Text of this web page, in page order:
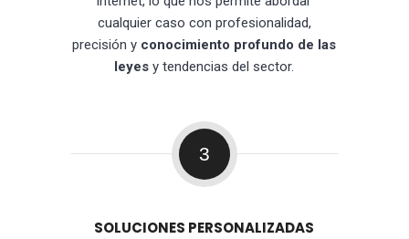
cualquier caso con profesionalidad,
precisión y conocimiento profundo de las
leyes y tendencias del sector.
3
SOLUCIONES PERSONALIZADAS